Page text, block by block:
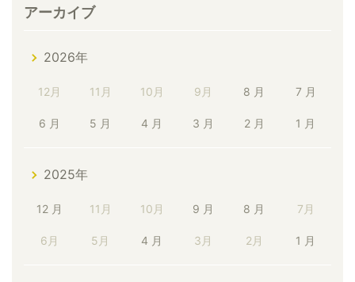
アーカイブ
2026年
12月 11月 10月 9月 8 月 7 月
6 月 5 月 4 月 3 月 2 月 1 月
2025年
12 月 11月 10月 9 月 8 月 7月
6月 5月 4 月 3月 2月 1 月